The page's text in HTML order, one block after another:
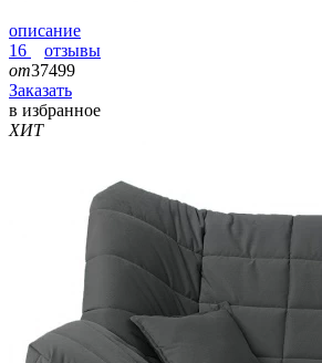
описание
16
отзывы
от37499
Заказать
в избранное
ХИТ